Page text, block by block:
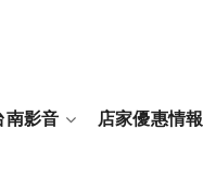
南影音 店家優惠情報